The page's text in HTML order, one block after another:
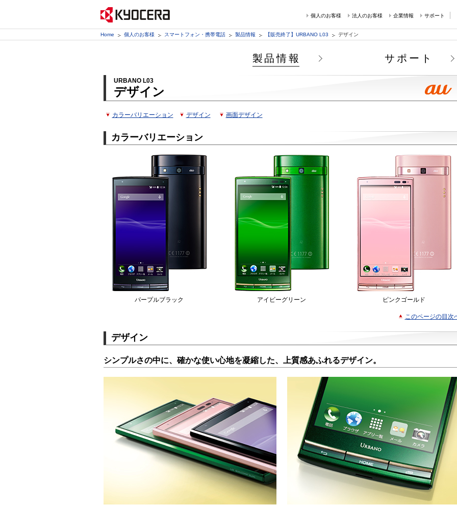
個人のお客様 法人のお客様 企業情報 サポート
Home 個人のお客様 スマートフォン・携帯電話 製品情報 【販売終了】URBANO L03 デザイン
製品情報 サポート
URBANO L03
デザイン
カラーバリエーション デザイン 画面デザイン
カラーバリエーション
パープルブラック アイビーグリーン ピンクゴールド
このページの目次
デザイン
シンプルさの中に、確かな使い心地を凝縮した、上質感あふれるデザイン。